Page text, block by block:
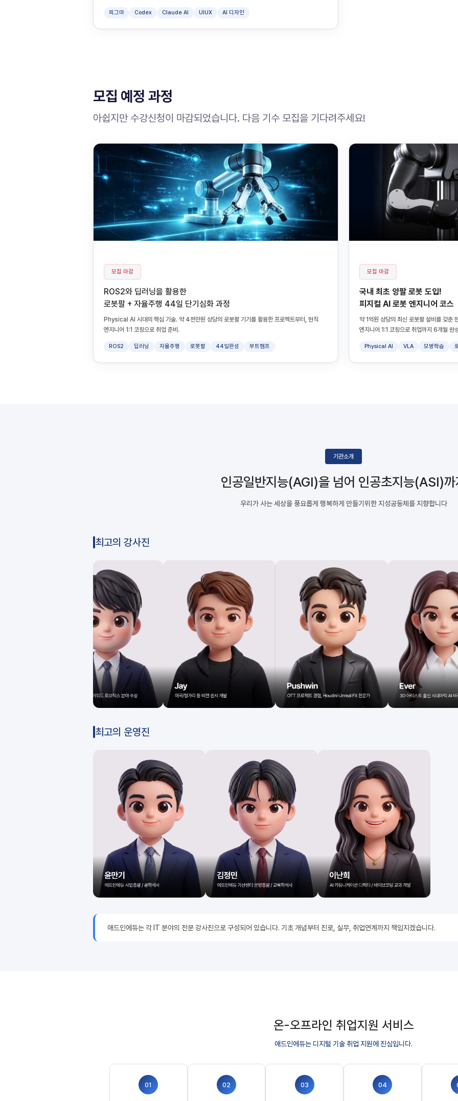
피그마 Codex Claude AI UIUX AI 디자인
모집 예정 과정
아쉽지만 수강신청이 마감되었습니다. 다음 기수 모집을 기다려주세요!
모집 마감
ROS2와 딥러닝을 활용한
로봇팔 + 자율주행 44일 단기심화 과정
Physical AI 시대의 핵심 기술. 약 4천만원 상당의 로봇팔 기기를 활용한 프로젝트부터, 현직
엔지니어 1:1 코칭으로 취업 준비.
ROS2 딥러닝 자율주행 로봇팔 44일완성 부트캠프
모집 마감
국내 최초 양팔 로봇 도입!
피지컬 AI 로봇 엔지니어 코스
약 1억원 상당의 최신 로봇팔 설비를 갖
엔지니어 1:1 코칭으로 취업까지 6개월 완
Physical AI VLA 모방학습
기관소개
인공일반지능(AGI)을 넘어 인공초지능(ASI)까
우리가 사는 세상을 풍요롭게 행복하게 만들기위한지성공동체를 지향합니다
최고의 강사진
최고의 운영진
애드인에듀는 각 IT 분야의 전문 강사진으로 구성되어 있습니다. 기초 개념부터 진로, 실무, 취업연계까지 책임지겠습니다.
온-오프라인 취업지원 서비스
애드인에듀는 디지털 기술 취업 지원에 진심입니다.
01 02 03 04